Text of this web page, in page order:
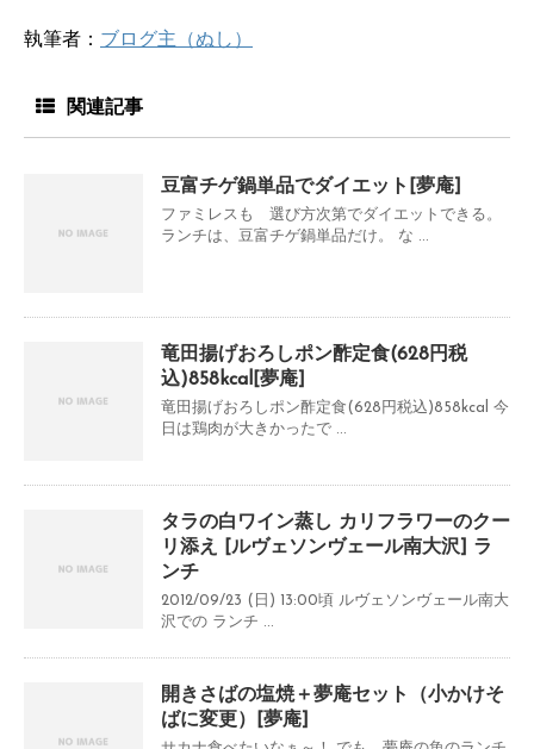
執筆者： ブログ主（ぬし）
関連記事
豆富チゲ鍋単品でダイエット[夢庵]
ファミレスも 選び方次第でダイエットできる。
ランチは、豆富チゲ鍋単品だけ。 な ...
竜田揚げおろしポン酢定食(628円税
込)858kcal[夢庵]
竜田揚げおろしポン酢定食(628円税込)858kcal 今
日は鶏肉が大きかったで ...
タラの白ワイン蒸し カリフラワーのクー
リ添え [ルヴェソンヴェール南大沢] ラ
ンチ
2012/09/23 (日) 13:00頃 ルヴェソンヴェール南大
沢での ランチ ...
開きさばの塩焼＋夢庵セット（小かけそ
ばに変更）[夢庵]